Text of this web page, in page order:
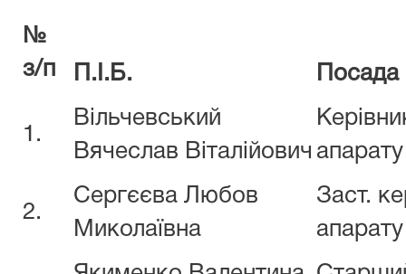
№
з/п
П.І.Б. Посада
1.
Вільчевський
Вячеслав Віталійович
2.
Сергєєва Любов
Миколаївна
Заст.
апарату